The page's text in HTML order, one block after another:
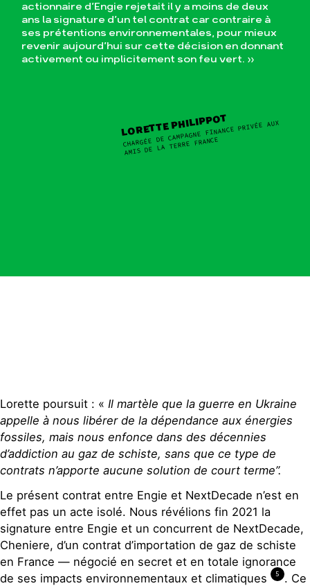
actionnaire d’Engie rejetait il y a moins de deux
ans la signature d’un tel contrat car contraire à
ses prétentions environnementales, pour mieux
revenir aujourd’hui sur cette décision en donnant
activement ou implicitement son feu vert. »
LORETTE PHILIPPOT
CHARGÉE DE CAMPAGNE FINANCE PRIVÉE AUX
AMIS DE LA TERRE FRANCE
Lorette poursuit : « Il martèle que la guerre en Ukraine
appelle à nous libérer de la dépendance aux énergies
fossiles, mais nous enfonce dans des décennies
d’addiction au gaz de schiste, sans que ce type de
contrats n’apporte aucune solution de court terme”.
Le présent contrat entre Engie et NextDecade n’est en
effet pas un acte isolé. Nous révélions fin 2021 la
signature entre Engie et un concurrent de NextDecade,
Cheniere, d’un contrat d’importation de gaz de schiste
en France — négocié en secret et en totale ignorance
de ses impacts environnementaux et climatiques
5 . Ce